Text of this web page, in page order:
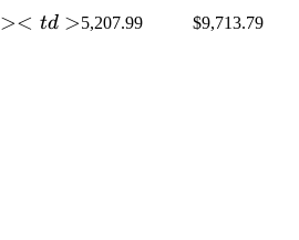
>< td >5,207.99 $9,713.79